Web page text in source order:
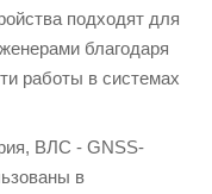
подходят для
благодаря
работы в системах
ВЛС - GNSS-
в